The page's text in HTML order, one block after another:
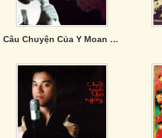
Câu Chuyện Của Y Moan - Giấc Mơ Chapi